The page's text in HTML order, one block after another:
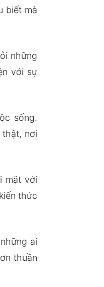
biết mà
những
với sự
sống.
nơi
mặt với
thức
ai
thuần